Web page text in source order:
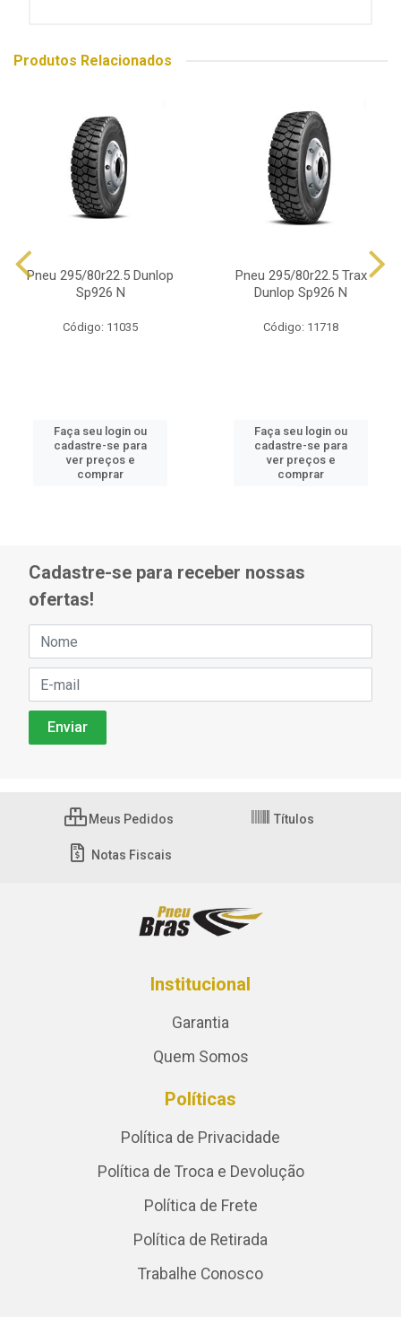
Produtos Relacionados
Pneu 295/80r22.5 Dunlop
Sp926 N
Código: 11035
Faça seu login ou
cadastre-se para
ver preços e
comprar
Pneu 295/80r22.5 Trax
Dunlop Sp926 N
Código: 11718
Faça seu login ou
cadastre-se para
ver preços e
comprar
Cadastre-se para receber nossas
ofertas!
Meus Pedidos Títulos
Notas Fiscais
Institucional
Garantia
Quem Somos
Políticas
Política de Privacidade
Política de Troca e Devolução
Política de Frete
Política de Retirada
Trabalhe Conosco